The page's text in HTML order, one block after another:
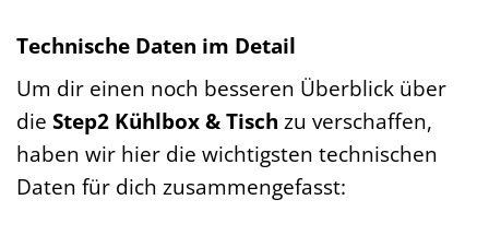
Technische Daten im Detail
Um dir einen noch besseren Überblick über
die Step2 Kühlbox & Tisch zu verschaffen,
haben wir hier die wichtigsten technischen
Daten für dich zusammengefasst: